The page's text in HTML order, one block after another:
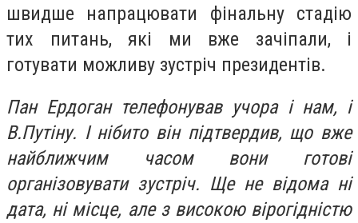
швидше напрацювати фінальну стадію
тих питань, які ми вже зачіпали, і
готувати можливу зустріч президентів.
Пан Ердоган телефонував учора і нам, і
В.Путіну. І нібито він підтвердив, що вже
найближчим часом вони готові
організовувати зустріч. Ще не відома ні
дата, ні місце, але з високою вірогідністю